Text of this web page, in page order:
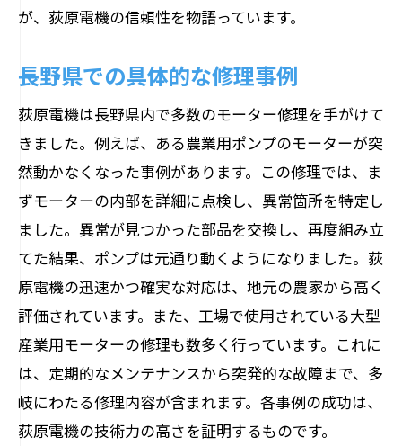
が、荻原電機の信頼性を物語っています。
長野県での具体的な修理事例
荻原電機は長野県内で多数のモーター修理を手がけて
きました。例えば、ある農業用ポンプのモーターが突
然動かなくなった事例があります。この修理では、ま
ずモーターの内部を詳細に点検し、異常箇所を特定し
ました。異常が見つかった部品を交換し、再度組み立
てた結果、ポンプは元通り動くようになりました。荻
原電機の迅速かつ確実な対応は、地元の農家から高く
評価されています。また、工場で使用されている大型
産業用モーターの修理も数多く行っています。これに
は、定期的なメンテナンスから突発的な故障まで、多
岐にわたる修理内容が含まれます。各事例の成功は、
荻原電機の技術力の高さを証明するものです。